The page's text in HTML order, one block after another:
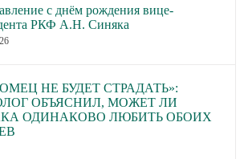
с днём рождения вице-
РКФ А.Н. Синяка
НЕ БУДЕТ СТРАДАТЬ»:
ОБЪЯСНИЛ, МОЖЕТ ЛИ
ОДИНАКОВО ЛЮБИТЬ ОБОИХ